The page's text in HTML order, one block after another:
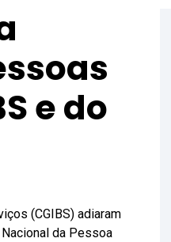
e do
(CGIBS) adiaram
da Pessoa